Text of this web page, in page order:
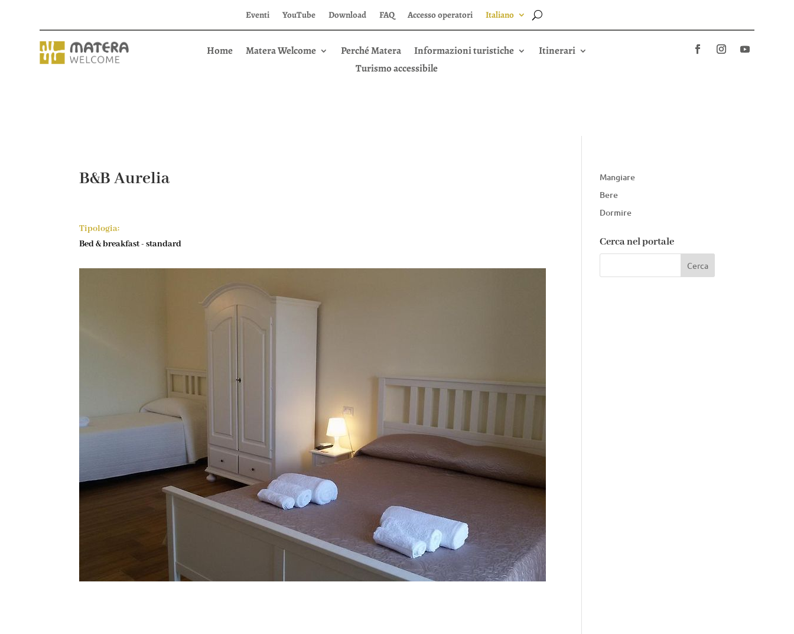
Eventi YouTube Download FAQ Accesso operatori Italiano
Home Matera Welcome Perché Matera Informazioni turistiche
Itinerari
Turismo accessibile
B&B Aurelia
Tipologia:
Bed & breakfast - standard
Mangiare
Bere
Dormire
Cerca nel portale